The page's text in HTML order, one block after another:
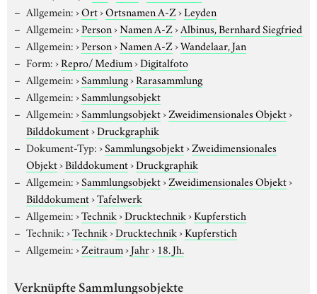
Allgemein:›Ort›Ortsnamen A-Z›Leyden
Allgemein:›Person›Namen A-Z›Albinus, Bernhard Siegfried
Allgemein:›Person›Namen A-Z›Wandelaar, Jan
Form:›Repro/ Medium›Digitalfoto
Allgemein:›Sammlung›Rarasammlung
Allgemein:›Sammlungsobjekt
Allgemein:›Sammlungsobjekt›Zweidimensionales Objekt›
Bilddokument›Druckgraphik
Dokument-Typ:›Sammlungsobjekt›Zweidimensionales
Objekt›Bilddokument›Druckgraphik
Allgemein:›Sammlungsobjekt›Zweidimensionales Objekt›
Bilddokument›Tafelwerk
Allgemein:›Technik›Drucktechnik›Kupferstich
Technik:›Technik›Drucktechnik›Kupferstich
Allgemein:›Zeitraum›Jahr› 18. Jh.
Verknüpfte Sammlungsobjekte